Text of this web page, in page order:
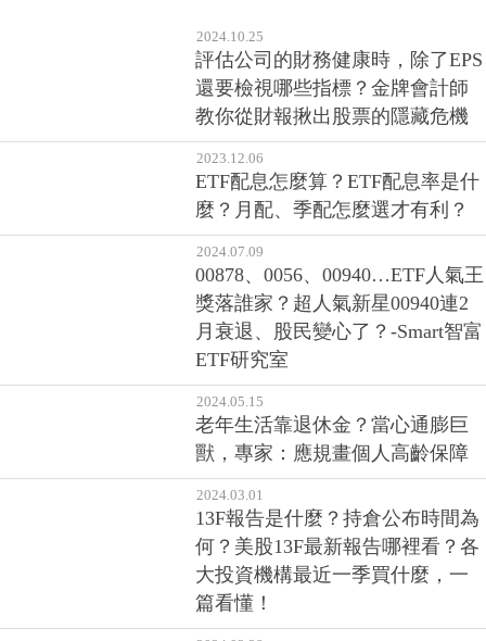
2024.10.25
還要檢視哪些指標？金牌會計師
教你從財報揪出股票的隱藏危機
2023.12.06
ETF配息怎麼算？ETF配息率是什
麼？月配、季配怎麼選才有利？
2024.07.09
00878、0056、00940…ETF人氣王
獎落誰家？超人氣新星00940連2
月衰退、股民變心了？-Smart智富
ETF研究室
2024.05.15
老年生活靠退休金？當心通膨巨
獸，專家：應規畫個人高齡保障
2024.03.01